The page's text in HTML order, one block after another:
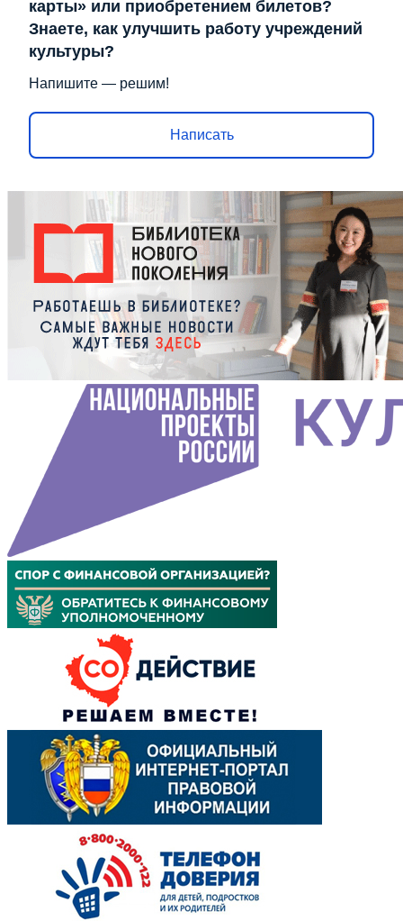
карты» или приобретением билетов?
Знаете, как улучшить работу учреждений
культуры?
Напишите — решим!
Написать